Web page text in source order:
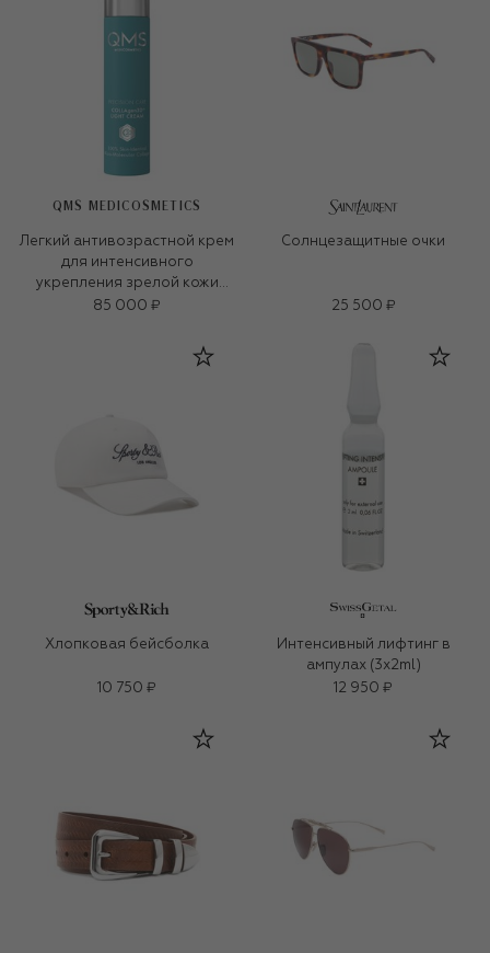
QMS MEDICOSMETICS
Легкий антивозрастной крем
для интенсивного
укрепления зрелой кожи
«3D-коллаген» (50ml)
85 000 ₽
Солнцезащитные очки
25 500 ₽
Хлопковая бейсболка
10 750 ₽
Интенсивный лифтинг в
ампулах (3x2ml)
12 950 ₽